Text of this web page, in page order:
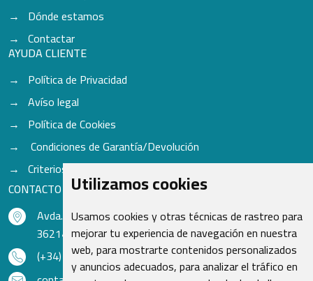
Utilizamos cookies
Usamos cookies y otras técnicas de rastreo para
mejorar tu experiencia de navegación en nuestra
web, para mostrarte contenidos personalizados
y anuncios adecuados, para analizar el tráfico en
Dónde estamos
Contactar
AYUDA CLIENTE
Política de Privacidad
Avíso legal
Política de Cookies
Condiciones de Garantía/Devolución
Criterios para aceptación de Cascos
CONTACTO
Avda. do Freixo - Sardoma, 13
36214 Vigo - Pontevedra - España
(+34) 986 48 16 33